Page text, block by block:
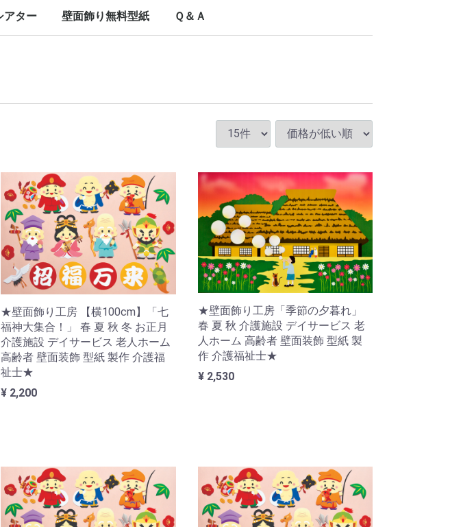
アター 壁面飾り無料型紙 Ｑ＆Ａ
★壁面飾り工房 【横100cm】「七
福神大集合！」 春 夏 秋 冬 お正月
介護施設 デイサービス 老人ホーム
高齢者 壁面装飾 型紙 製作 介護福
祉士★
¥ 2,200
★壁面飾り工房「季節の夕暮れ」
春 夏 秋 介護施設 デイサービス 老
人ホーム 高齢者 壁面装飾 型紙 製
作 介護福祉士★
¥ 2,530